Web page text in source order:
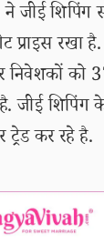
जीई शिपिंग
प्राइस रखा
को
जीई
कर रहे है.